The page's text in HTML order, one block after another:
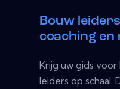
Bouw
coaching
Krijg uw gids
leiders op schaal.